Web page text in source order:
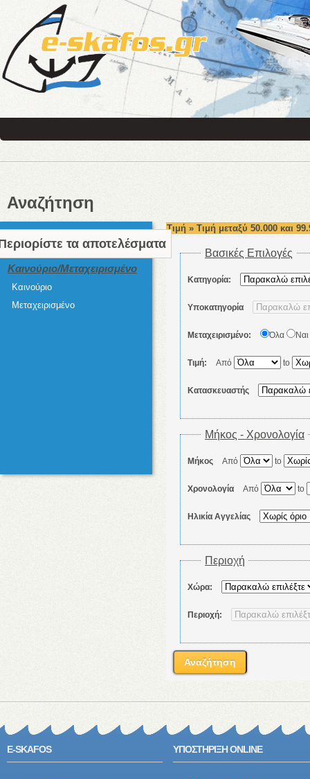
Αναζήτηση
τα αποτελέσματα
Καινούριο/Μεταχειρισμένο
Καινούριο
Μεταχειρισμένο
Τιμή » Τιμή μεταξύ 50.000 και
Βασικές Επιλογές
Κατηγορία:
Υποκατηγορία
Μεταχειρισμένο: Όλα Ναι
Τιμή: Από to
Κατασκευαστής
Μήκος - Χρονολογία
Μήκος Από to
Χρονολογία Από to
Ηλικία Αγγελίας
Περιοχή
Χώρα:
Περιοχή:
E-SKAFOS ΥΠΟΣΤΗΡΙΞΗ ONLINE